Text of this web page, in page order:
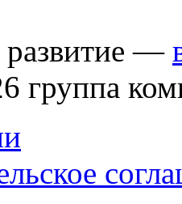
развитие —
группа